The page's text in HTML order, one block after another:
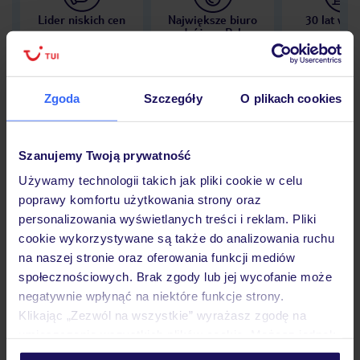
Zgoda Szczegóły O plikach cookies
Szanujemy Twoją prywatność
Używamy technologii takich jak pliki cookie w celu
poprawy komfortu użytkowania strony oraz
personalizowania wyświetlanych treści i reklam. Pliki
cookie wykorzystywane są także do analizowania ruchu
na naszej stronie oraz oferowania funkcji mediów
społecznościowych. Brak zgody lub jej wycofanie może
negatywnie wpłynąć na niektóre funkcje strony.
Klikając „Zezwól na wszystkie” wyrażasz zgodę na
personalizować swój wybór wchodząc w zakładkę
Lider niskich cen
Największe biuro
podróży w Polsce
30 lat w
Opinie
Pokoje
Wyżywienie